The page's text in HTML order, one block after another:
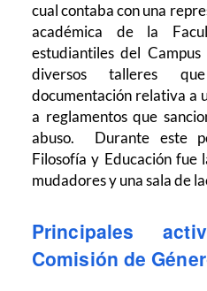
cual contaba con una
académica de la
estudiantiles del
diversos talleres
documentación relativa a
a reglamentos que
abuso. Durante este
Filosofía y Educación
mudadores y una sala de
Principales
Comisión de